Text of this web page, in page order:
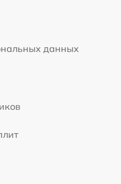
данных